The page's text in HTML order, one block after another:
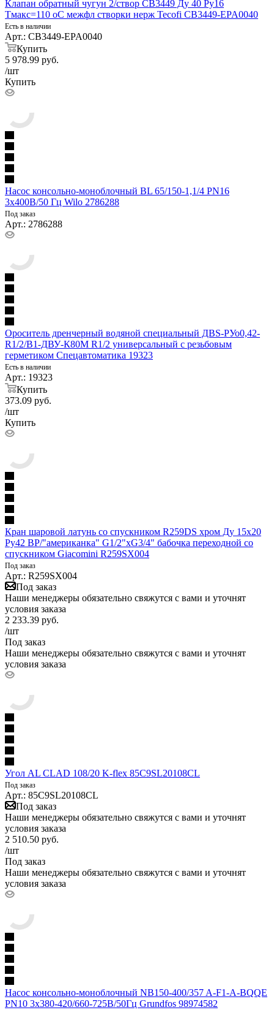
Клапан обратный чугун 2/створ CB3449 Ду 40 Ру16
Тмакс=110 оС межфл створки нерж Tecofi CB3449-EPA0040
Есть в наличии
Арт.: CB3449-EPA0040
Купить
5 978.99 руб.
/шт
Купить
Насос консольно-моноблочный BL 65/150-1,1/4 PN16
3х400В/50 Гц Wilo 2786288
Под заказ
Арт.: 2786288
Ороситель дренчерный водяной специальный ДBS-РУо0,42-
R1/2/В1-ДВУ-К80М R1/2 универсальный с резьбовым
герметиком Спецавтоматика 19323
Есть в наличии
Арт.: 19323
Купить
373.09 руб.
/шт
Купить
Кран шаровой латунь со спускником R259DS хром Ду 15х20
Ру42 ВР/"американка" G1/2"xG3/4" бабочка переходной со
спускником Giacomini R259SX004
Под заказ
Арт.: R259SX004
Под заказ
Наши менеджеры обязательно свяжутся с вами и уточнят
условия заказа
2 233.39 руб.
/шт
Под заказ
Наши менеджеры обязательно свяжутся с вами и уточнят
условия заказа
Угол AL CLAD 108/20 K-flex 85C9SL20108CL
Под заказ
Арт.: 85C9SL20108CL
Под заказ
Наши менеджеры обязательно свяжутся с вами и уточнят
условия заказа
2 510.50 руб.
/шт
Под заказ
Наши менеджеры обязательно свяжутся с вами и уточнят
условия заказа
Насос консольно-моноблочный NB150-400/357 A-F1-A-BQQE
PN10 3х380-420/660-725В/50Гц Grundfos 98974582